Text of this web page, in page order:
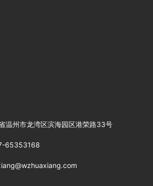
温州市龙湾区滨海园区港荣路33号
65353168